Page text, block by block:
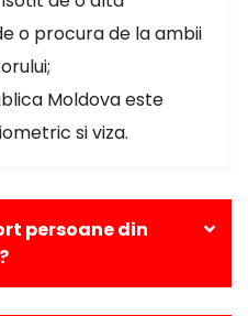
o procura de la ambii
Moldova este
si viza.
persoane din